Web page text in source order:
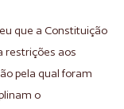
que a Constituição
restrições aos
pela qual foram
o